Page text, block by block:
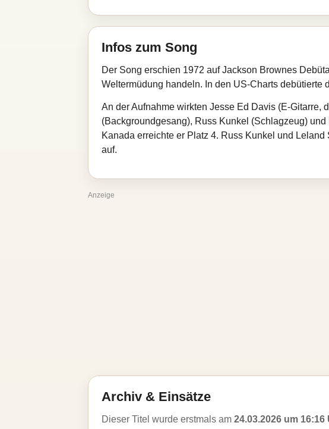
Infos zum Song
Der Song erschien 1972 auf Jackson Brownes
Weltermüdung handeln. In den US-Charts
An der Aufnahme wirkten Jesse Ed Davis (E-Gitarre,
(Backgroundgesang), Russ Kunkel (Schlagzeug)
Kanada erreichte er Platz 4. Russ Kunkel und
auf.
Anzeige
Archiv & Einsätze
Dieser Titel wurde erstmals am 24.03.2026 um 16:16